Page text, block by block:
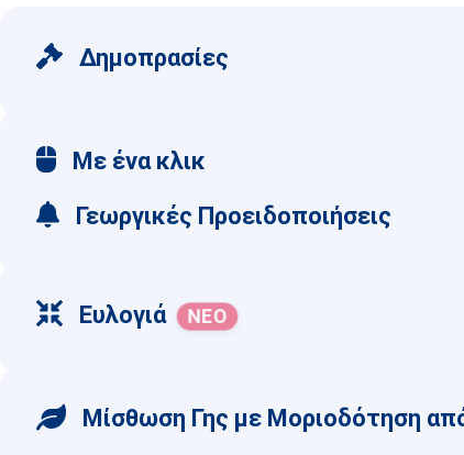
Δημοπρασίες
Με ένα κλικ
Γεωργικές Προειδοποιήσεις
Ευλογιά
Μίσθωση Γης με Μοριοδότηση